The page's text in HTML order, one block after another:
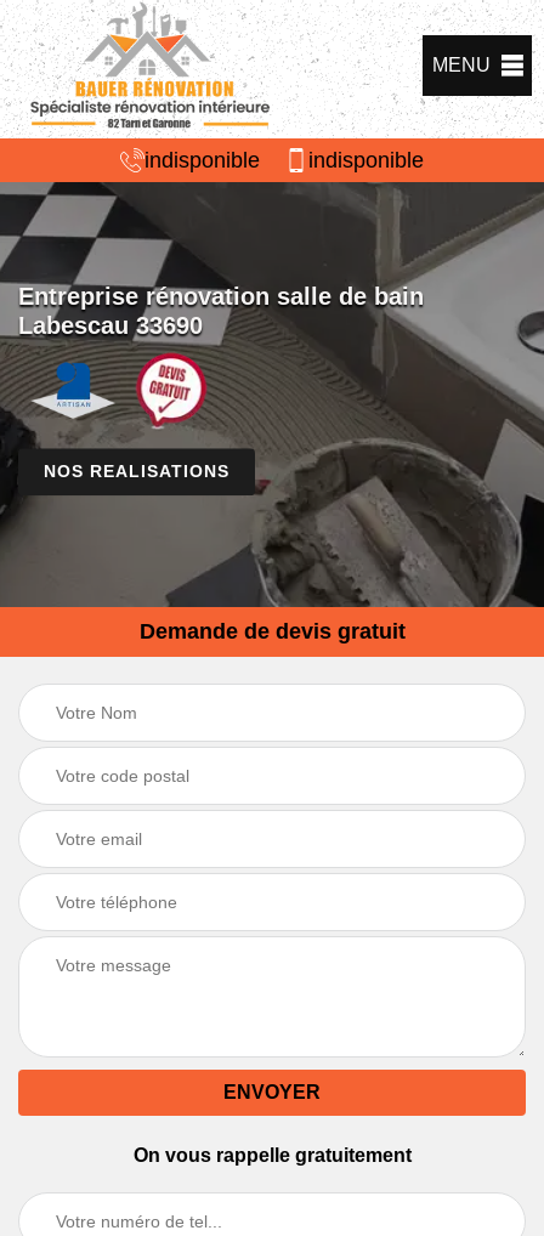
MENU
indisponible indisponible
Entreprise rénovation salle de bain
Labescau 33690
NOS REALISATIONS
Demande de devis gratuit
On vous rappelle gratuitement